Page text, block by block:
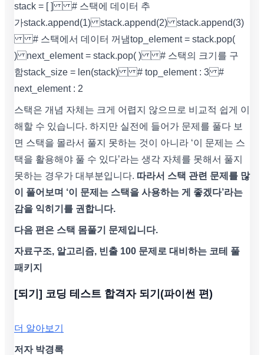
stack = [ ] # 스택에 데이터 추
가 stack.append(1) stack.append(2) stack.append(3)
# 스택에서 데이터 꺼냄 top_element = stack.pop(
) next_element = stack.pop( ) # 스택의 크기를 구
함 stack_size = len(stack) # top_element : 3 #
next_element : 2
스택은 개념 자체는 크게 어렵지 않으므로 비교적 쉽게 이
해할 수 있습니다. 하지만 실전에 들어가 문제를 풀다 보
면 스택을 몰라서 풀지 못하는 것이 아니라 ‘이 문제는 스
택을 활용해야 풀 수 있다’라는 생각 자체를 못해서 풀지
못하는 경우가 대부분입니다. 따라서 스택 관련 문제를 많
이 풀어보며 ‘이 문제는 스택을 사용하는 게 좋겠다’라는
감을 익히기를 권합니다.
다음 편은 스택 몸풀기 문제입니다.
자료구조, 알고리즘, 빈출 100 문제로 대비하는 코테 풀
패키지
[되기] 코딩 테스트 합격자 되기(파이썬 편)
더 알아보기
저자 박경록